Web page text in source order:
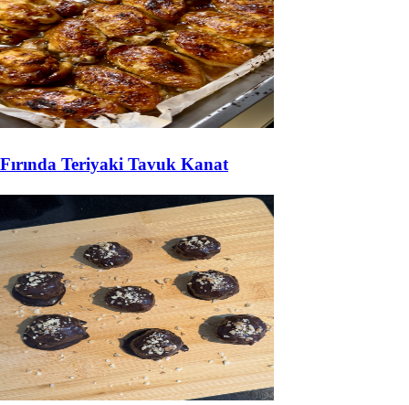
Fırında Teriyaki Tavuk Kanat